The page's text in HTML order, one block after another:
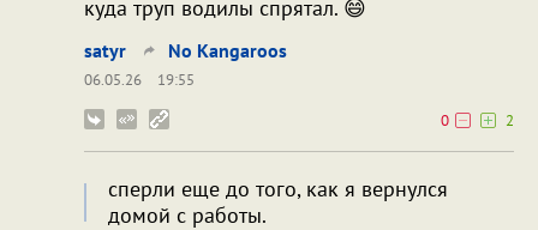
куда труп водилы спрятал. 😄
satyr No Kangaroos
06.05.26
19:55
0
2
сперли еще до того, как я вернулся
домой с работы.